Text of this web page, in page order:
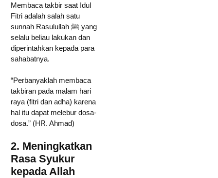
Membaca takbir saat Idul
Fitri adalah salah satu
sunnah Rasulullah ﷺ yang
selalu beliau lakukan dan
diperintahkan kepada para
sahabatnya.
“Perbanyaklah membaca
takbiran pada malam hari
raya (fitri dan adha) karena
hal itu dapat melebur dosa-
dosa.” (HR. Ahmad)
2. Meningkatkan
Rasa Syukur
kepada Allah